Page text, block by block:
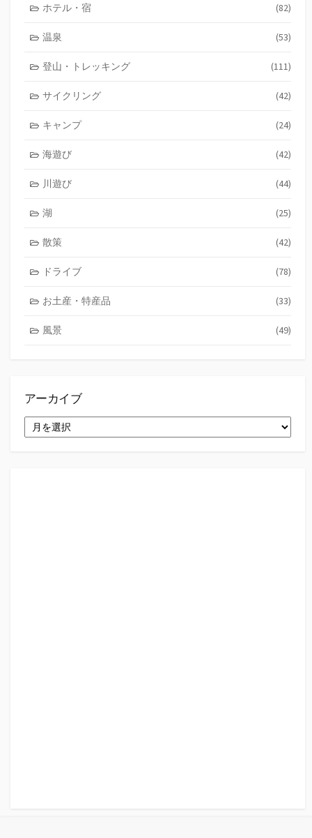
ホテル・宿 (82)
温泉 (53)
登山・トレッキング (111)
サイクリング (42)
キャンプ (24)
海遊び (42)
川遊び (44)
湖 (25)
散策 (42)
ドライブ (78)
お土産・特産品 (33)
風景 (49)
アーカイブ
ー